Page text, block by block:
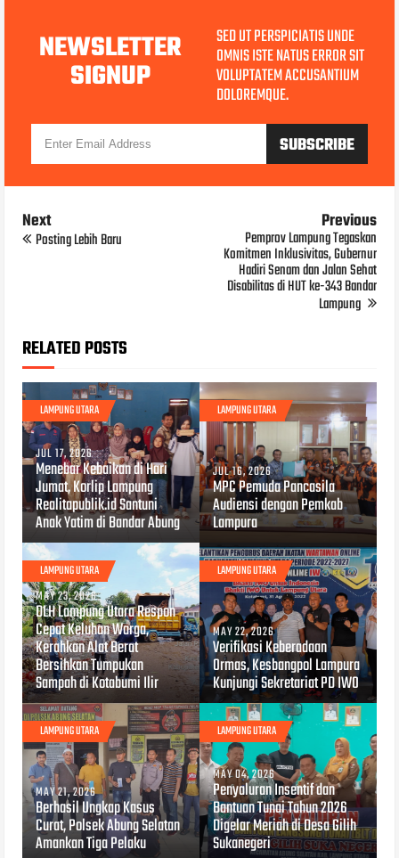
NEWSLETTER
SIGNUP
SED UT PERSPICIATIS UNDE
OMNIS ISTE NATUS ERROR SIT
VOLUPTATEM ACCUSANTIUM
DOLOREMQUE.
Next
Posting Lebih Baru
Previous
Pemprov Lampung Tegaskan
Komitmen Inklusivitas, Gubernur
Hadiri Senam dan Jalan Sehat
Disabilitas di HUT ke-343 Bandar
Lampung
RELATED POSTS
LAMPUNG UTARA
JUL 17, 2026
Menebar Kebaikan di Hari
Jumat, Korlip Lampung
Realitapublik.id Santuni
Anak Yatim di Bandar Abung
LAMPUNG UTARA
JUL 16, 2026
MPC Pemuda Pancasila
Audiensi dengan Pemkab
Lampura
LAMPUNG UTARA
MAY 23, 2026
DLH Lampung Utara Respon
Cepat Keluhan Warga,
Kerahkan Alat Berat
Bersihkan Tumpukan
Sampah di Kotabumi Ilir
LAMPUNG UTARA
MAY 22, 2026
Verifikasi Keberadaan
Ormas, Kesbangpol Lampura
Kunjungi Sekretariat PD IWO
LAMPUNG UTARA
MAY 21, 2026
Berhasil Ungkap Kasus
Curat, Polsek Abung Selatan
Amankan Tiga Pelaku
LAMPUNG UTARA
MAY 04, 2026
Penyaluran Insentif dan
Bantuan Tunai Tahun 2026
Digelar Meriah di Desa Gilih
Sukanegeri